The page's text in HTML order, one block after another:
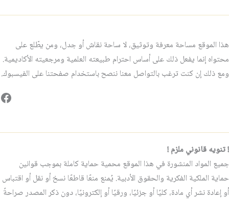
هذا الموقع مساحة معرفة وتوثيق، لا ساحة نقاش أو جدل، ومن يطّلع على
محتواه إنما يفعل ذلك على أساس احترام طبيعته العلمية ومرجعيته الأكاديمية.
ومع ذلك إن كنت ترغب بالتواصل معنا ننصح باستخدام صفحتنا على الفيسبوك.
! تنويه قانوني ملزم !
جميع المواد المنشورة في هذا الموقع محمية حماية كاملة بموجب قوانين
حماية الملكية الفكرية والحقوق الأدبية. يُمنع منعًا قاطعًا نسخ أو نقل أو اقتباس
أو إعادة نشر أي مادة، كليًا أو جزئيًا، ورقيًا أو إلكترونيًا، دون ذكر المصدر صراحةً